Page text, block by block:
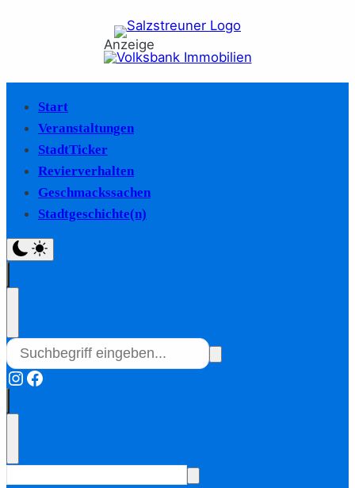
Anzeige
Start
Veranstaltungen
StadtTicker
Revierverhalten
Geschmackssachen
Stadtgeschichte(n)
Instagram
Facebook